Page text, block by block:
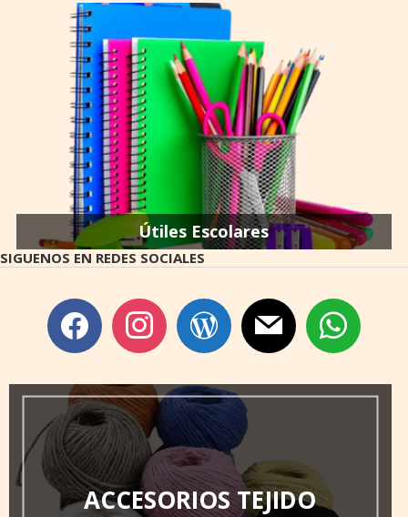
Útiles Escolares
SIGUENOS EN REDES SOCIALES
facebook instagram wordpress mail whatsapp
ACCESORIOS TEJIDO